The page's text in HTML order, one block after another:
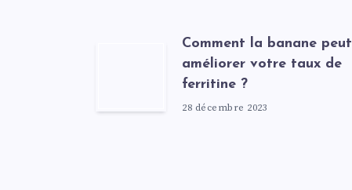
Comment la banane peut
améliorer votre taux de
ferritine ?
28 décembre 2023